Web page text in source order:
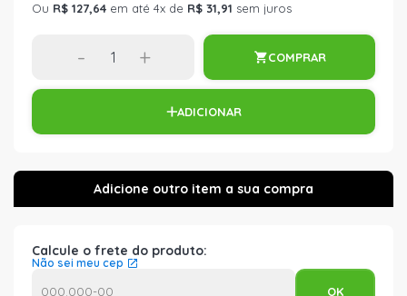
Ou R$ 127,64 em até 4x de R$ 31,91 sem juros
- + COMPRAR
ADICIONAR
Calcule o frete do produto:
Não sei meu cep